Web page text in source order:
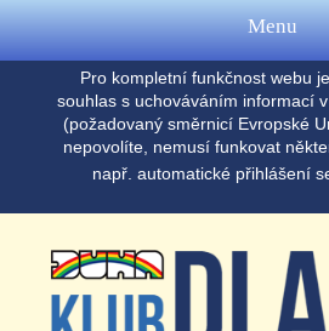
Pro kompletní funkčnost webu
souhlas s uchováváním informací
(požadovaný směrnicí Evropské
nepovolíte, nemusí funkovat
např. automatické přihlášení